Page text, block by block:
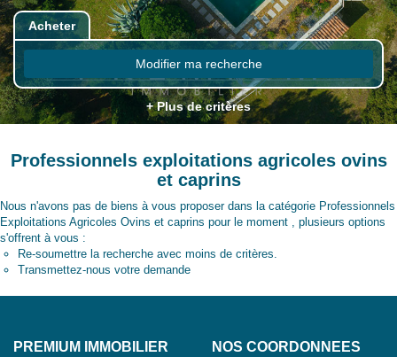
Acheter
Modifier ma recherche
+ Plus de critères
Professionnels exploitations agricoles ovins
et caprins
Nous n'avons pas de biens à vous proposer dans la catégorie Professionnels
Exploitations Agricoles Ovins et caprins pour le moment , plusieurs options
s'offrent à vous :
Re-soumettre la recherche avec moins de critères.
Transmettez-nous votre demande
PREMIUM IMMOBILIER NOS COORDONNÉES